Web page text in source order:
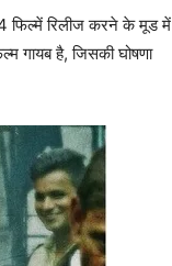
4 फिल्‍में रिलीज करने के मूड में
गायब है, जिसकी घोषणा